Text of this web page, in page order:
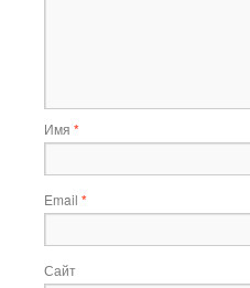
Имя *
Email *
Сайт